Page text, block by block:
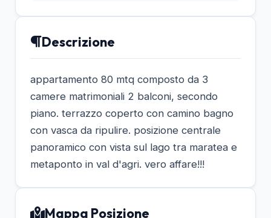
Descrizione
appartamento 80 mtq composto da 3
camere matrimoniali 2 balconi, secondo
piano. terrazzo coperto con camino bagno
con vasca da ripulire. posizione centrale
panoramico con vista sul lago tra maratea e
metaponto in val d'agri. vero affare!!!
Mappa Posizione